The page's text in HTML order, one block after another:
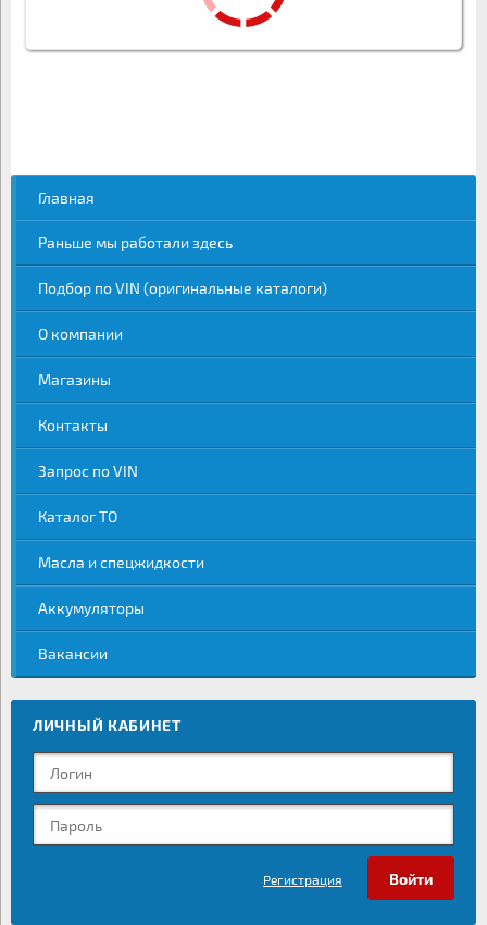
Главная
Раньше мы работали здесь
Подбор по VIN (оригинальные каталоги)
О компании
Магазины
Контакты
Запрос по VIN
Каталог ТО
Масла и спецжидкости
Аккумуляторы
Вакансии
ЛИЧНЫЙ КАБИНЕТ
Регистрация